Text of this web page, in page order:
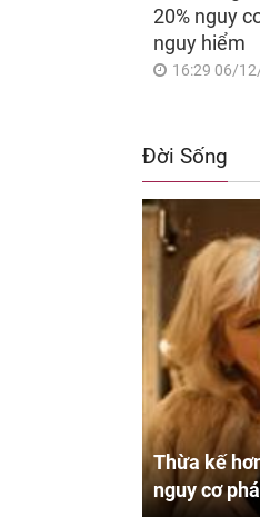
20% nguy
nguy hiểm
16:29 06/
Đời Sống
Thừa kế
nguy cơ